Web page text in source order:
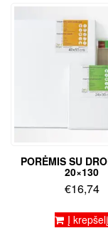
PORĖMIS SU
20×130
€16,74
Į krepšelį